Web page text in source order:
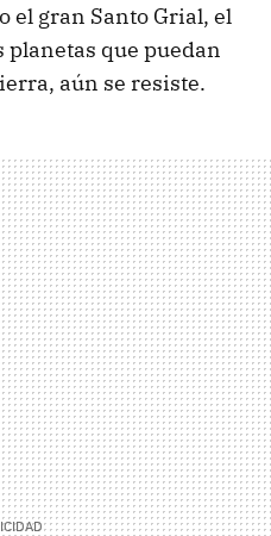
el gran Santo Grial, el
que puedan
aún se resiste.